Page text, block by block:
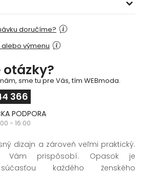
doručíme?
alebo výmenu
otázky?
sme tu pre Vás, tím WEBmoda.
366
PODPORA
- 16:00
dizajn a zároveň veľmi praktický.
Vám prispôsobí. Opasok je
každého ženského